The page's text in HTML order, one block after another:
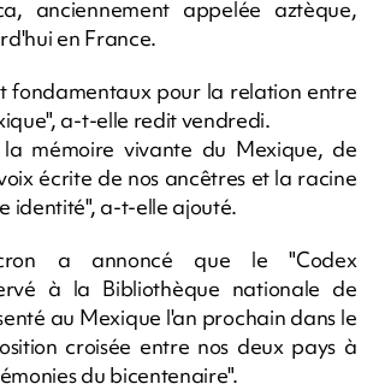
anciennement appelée aztèque,
en France.
fondamentaux pour la relation entre
a-t-elle redit vendredi.
la mémoire vivante du Mexique, de
écrite de nos ancêtres et la racine
identité", a-t-elle ajouté.
a annoncé que le "Codex
à la Bibliothèque nationale de
au Mexique l'an prochain dans le
croisée entre nos deux pays à
du bicentenaire".